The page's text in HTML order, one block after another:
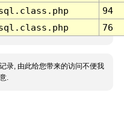
94
76
录, 由此给您带来的访问不便我
.